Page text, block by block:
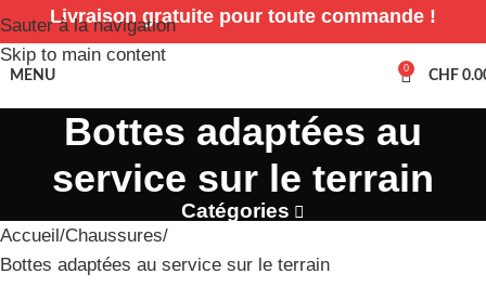
Sauter à la navigation
Skip to main content
Livraison gratuite pour toute commande !
MENU 0 CHF
Bottes adaptées au
service sur le terrain
Catégories
Accueil Chaussures
Bottes adaptées au service sur le terrain